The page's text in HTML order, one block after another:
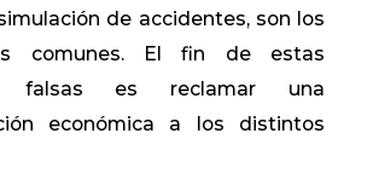
de accidentes, son los
comunes. El fin de estas
falsas es reclamar una
económica a los distintos